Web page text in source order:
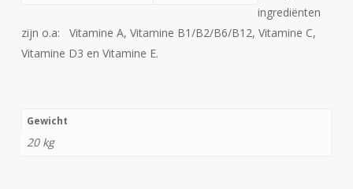
ingrediënten
zijn o.a: Vitamine A, Vitamine B1/B2/B6/B12, Vitamine C,
Vitamine D3 en Vitamine E.
Gewicht
20 kg